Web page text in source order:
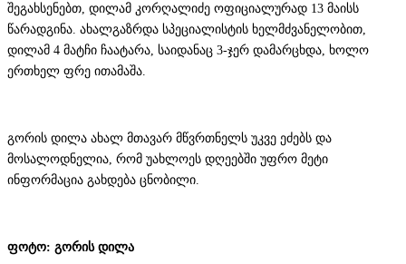
შეგახსენებთ, დილამ კორღალიძე ოფიციალურად 13 მაისს
წარადგინა. ახალგაზრდა სპეციალისტის ხელმძვანელობით,
დილამ 4 მატჩი ჩაატარა, საიდანაც 3-ჯერ დამარცხდა, ხოლო
ერთხელ ფრე ითამაშა.
გორის დილა ახალ მთავარ მწვრთნელს უკვე ეძებს და
მოსალოდნელია, რომ უახლოეს დღეებში უფრო მეტი
ინფორმაცია გახდება ცნობილი.
ფოტო: გორის დილა